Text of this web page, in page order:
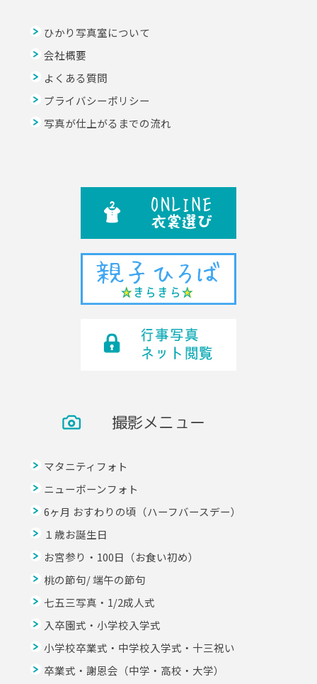
ひかり写真室について
会社概要
よくある質問
プライバシーポリシー
写真が仕上がるまでの流れ
撮影メニュー
マタニティフォト
ニューボーンフォト
6ヶ月 おすわりの頃（ハーフバースデー）
１歳お誕生日
お宮参り・100日（お食い初め）
桃の節句/ 端午の節句
七五三写真・1/2成人式
入卒園式・小学校入学式
小学校卒業式・中学校入学式・十三祝い
卒業式・謝恩会（中学・高校・大学）